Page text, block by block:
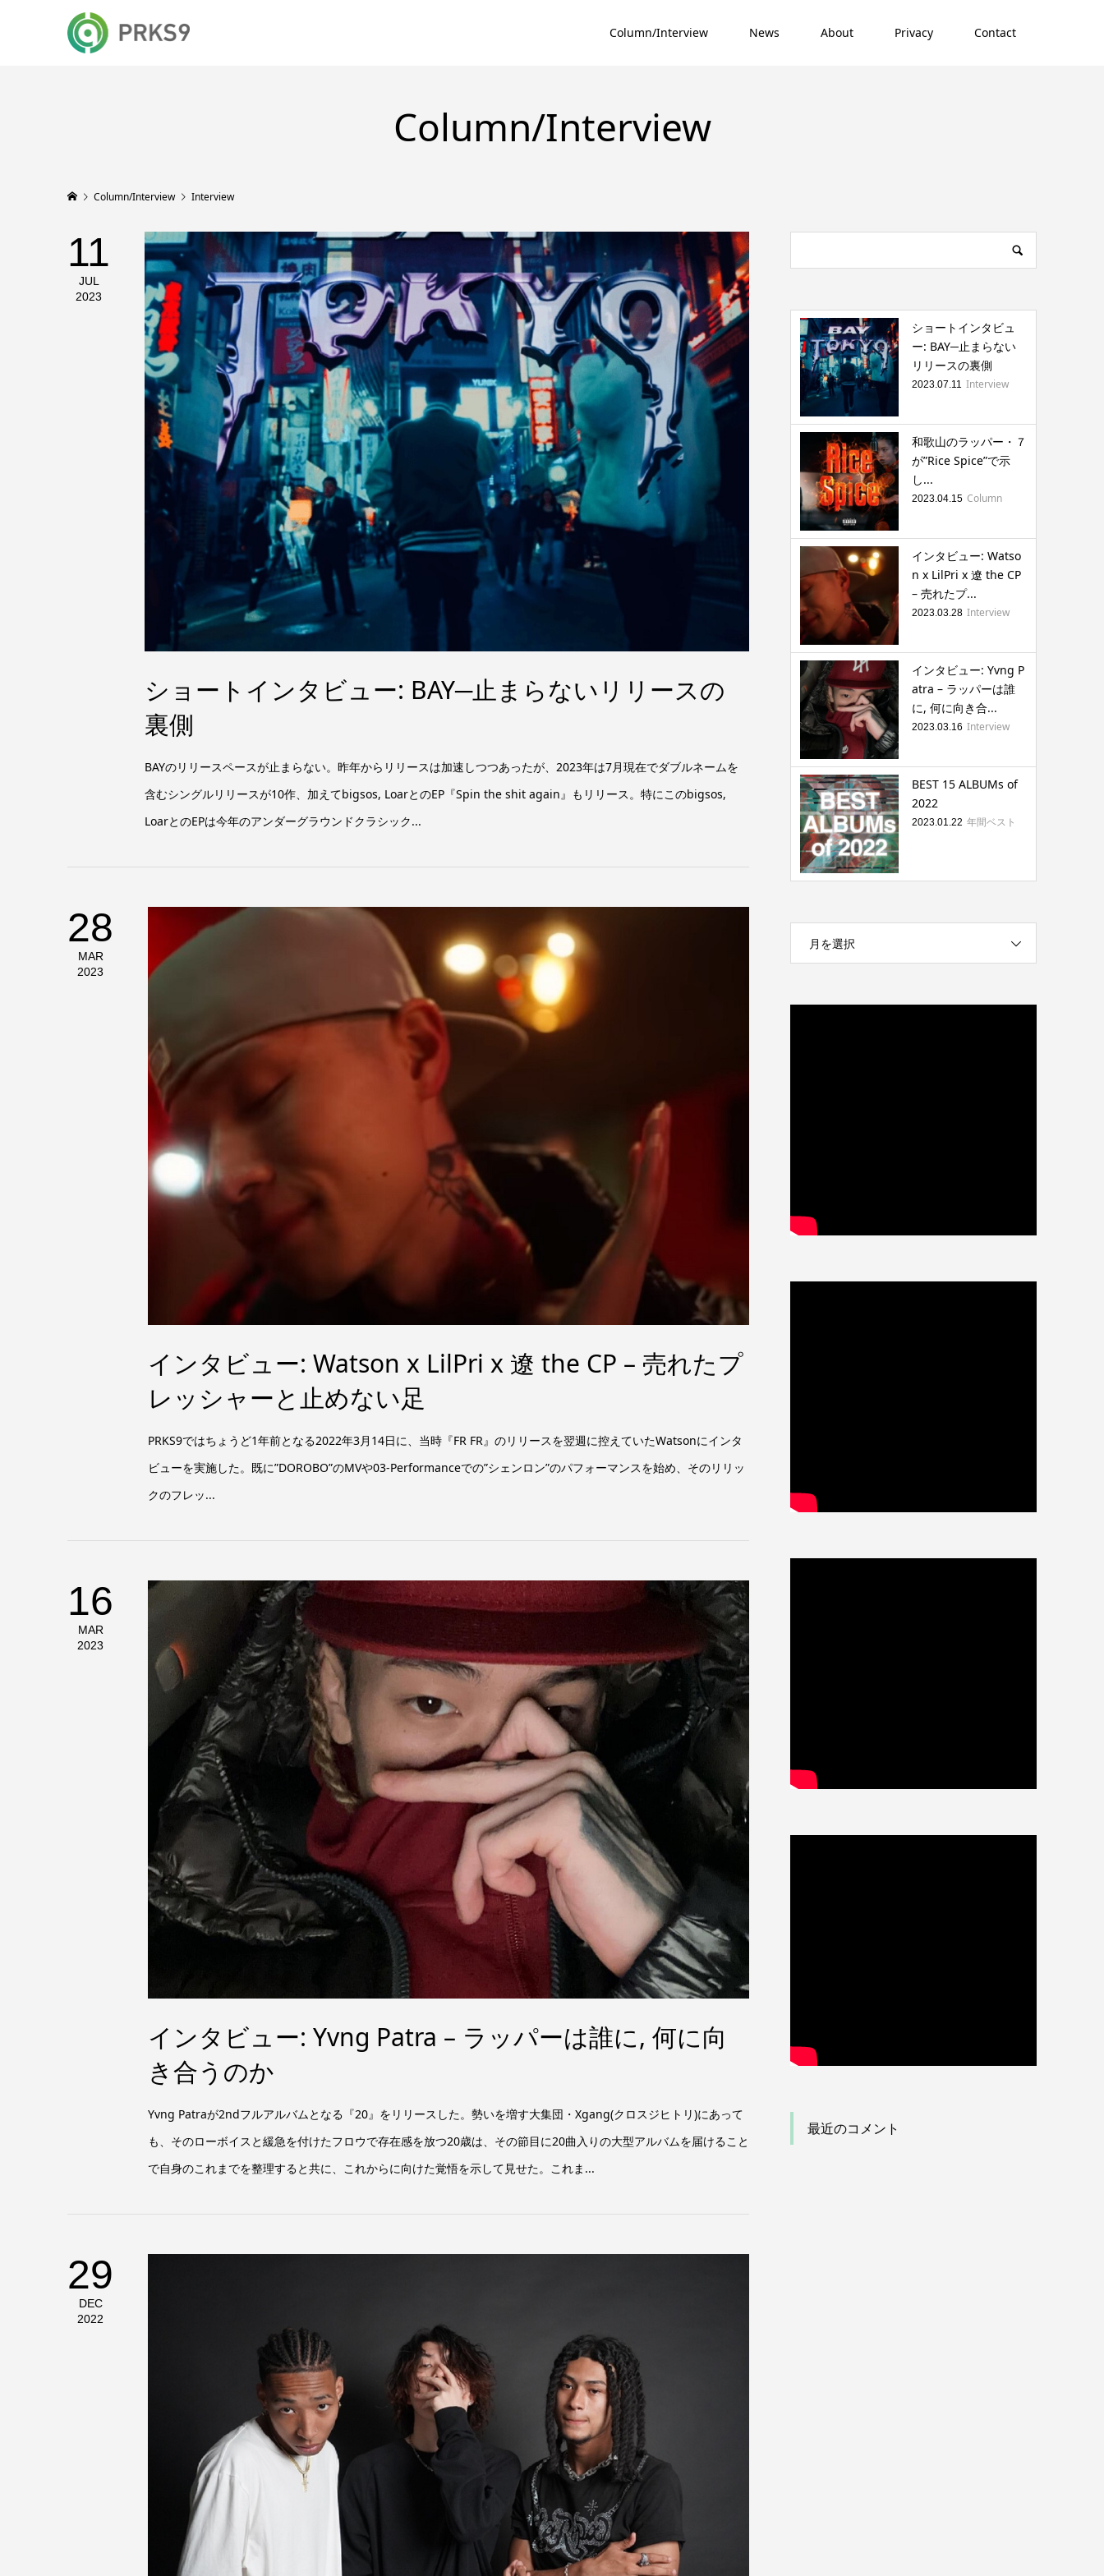
Column/Interview News About Privacy Contact
Column/Interview
Column/Interview Interview
11
JUL
2023
ショートインタビュー: BAY─止まらないリリースの
裏側
BAYのリリースペースが止まらない。昨年からリリースは加速しつつあったが、2023年は7月現在でダブルネームを
含むシングルリリースが10作、加えてbigsos, LoarとのEP『Spin the shit again』もリリース。特にこのbigsos,
LoarとのEPは今年のアンダーグラウンドクラシック...
28
MAR
2023
インタビュー: Watson x LilPri x 遼 the CP – 売れたプ
レッシャーと止めない足
PRKS9ではちょうど1年前となる2022年3月14日に、当時『FR FR』のリリースを翌週に控えていたWatsonにインタ
ビューを実施した。既に”DOROBO”のMVや03-Performanceでの”シェンロン”のパフォーマンスを始め、そのリリッ
クのフレッ...
16
MAR
2023
インタビュー: Yvng Patra – ラッパーは誰に, 何に向
き合うのか
Yvng Patraが2ndフルアルバムとなる『20』をリリースした。勢いを増す大集団・Xgang(クロスジヒトリ)にあって
も、そのローボイスと緩急を付けたフロウで存在感を放つ20歳は、その節目に20曲入りの大型アルバムを届けること
で自身のこれまでを整理すると共に、これからに向けた覚悟を示して見せた。これま...
29
DEC
2022
ショートインタビュ
ー: BAY─止まらない
リリースの裏側
2023.07.11 Interview
和歌山のラッパー・７
が”Rice Spice”で示
し...
2023.04.15 Column
インタビュー: Watso
n x LilPri x 遼 the CP
– 売れたプ...
2023.03.28 Interview
インタビュー: Yvng P
atra – ラッパーは誰
に, 何に向き合...
2023.03.16 Interview
BEST 15 ALBUMs of
2022
2023.01.22 年間ベスト
月を選択
最近のコメント